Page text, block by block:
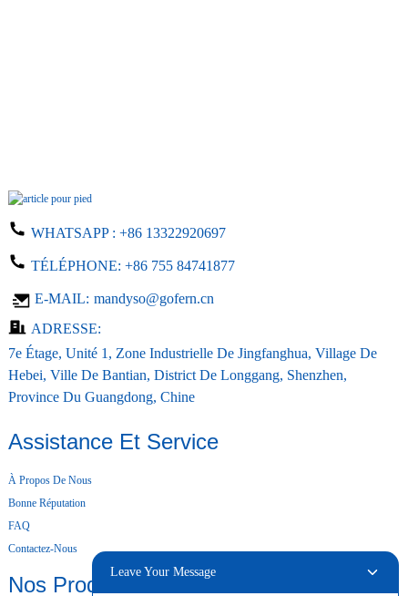
WHATSAPP : +86 13322920697
TÉLÉPHONE: +86 755 84741877
E-MAIL: mandyso@gofern.cn
ADRESSE:
7e Étage, Unité 1, Zone Industrielle De Jingfanghua, Village De
Hebei, Ville De Bantian, District De Longgang, Shenzhen,
Province Du Guangdong, Chine
Assistance Et Service
À Propos De Nous
Bonne Réputation
FAQ
Contactez-Nous
Nos Produits
Leave Your Message